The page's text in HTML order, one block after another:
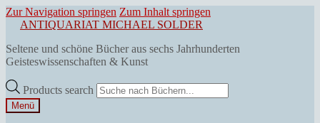
Zur Navigation springen Zum Inhalt springen
ANTIQUARIAT MICHAEL SOLDER
Seltene und schöne Bücher aus sechs Jahrhunderten
Geisteswissenschaften & Kunst
Products search
Menü